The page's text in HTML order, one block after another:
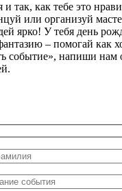
так, как тебе это
или организуй
ярко! У тебя день
– помогай как
событие», напиши нам